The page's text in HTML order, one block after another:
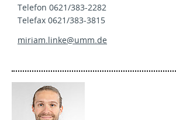
Telefon 0621/383-2282
Telefax 0621/383-3815
miriam.linke@umm.de